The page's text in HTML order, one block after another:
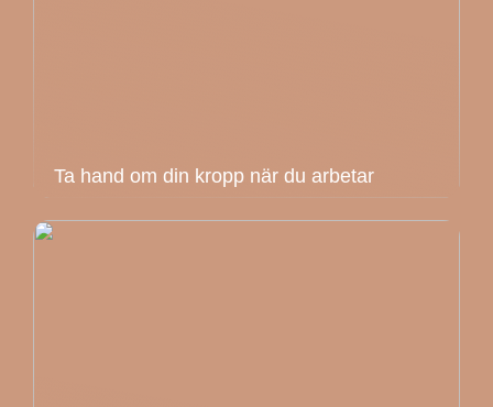
Ta hand om din kropp när du arbetar